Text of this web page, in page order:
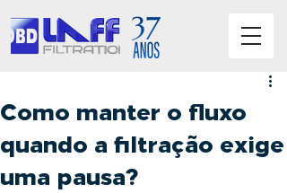
Como manter o fluxo
quando a filtração exige
uma pausa?